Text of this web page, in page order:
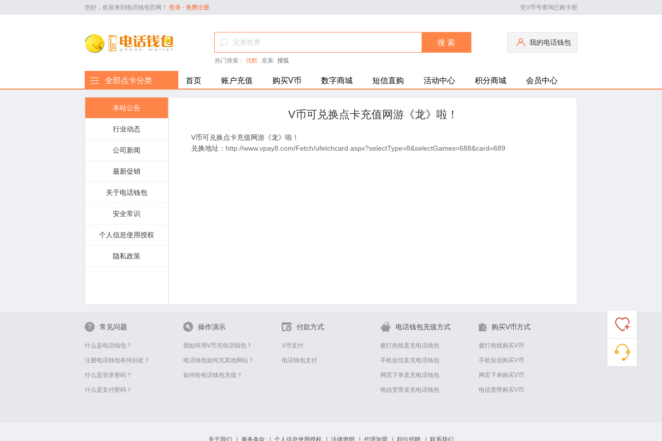
您好，欢迎来到电话钱包官网！ 登录 - 免费注册 凭V币号查询已购卡密
热门搜索： 优酷 京东 搜狐
我的电话钱包
全部点卡分类 首页 账户充值 购买V币 数字商城 短信直购 活动中心 积分商城 会员中心
本站公告
行业动态
公司新闻
最新促销
关于电话钱包
安全常识
个人信息使用授权
隐私政策
V币可兑换点卡充值网游《龙》啦！
V币可兑换点卡充值网游《龙》啦！
兑换地址： http://www.vpay8.com/Fetch/ufetchcard.aspx?selectType=8&selectGames=688&card=689
常见问题
什么是电话钱包？
注册电话钱包有何好处？
什么是登录密码？
什么是支付密码？
操作演示
我如何用V币充电话钱包？
电话钱包如何充其他网站？
如何给电话钱包充值？
付款方式
V币支付
电话钱包支付
电话钱包充值方式
拨打热线直充电话钱包
手机短信直充电话钱包
网页下单直充电话钱包
电信宽带直充电话钱包
购买V币方式
拨打热线购买V币
手机短信购买V币
网页下单购买V币
电信宽带购买V币